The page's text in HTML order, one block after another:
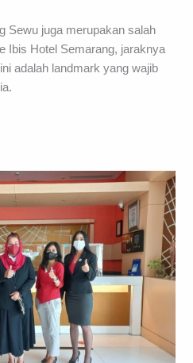
Sewu juga merupakan salah
Ibis Hotel Semarang, jaraknya
adalah landmark yang wajib